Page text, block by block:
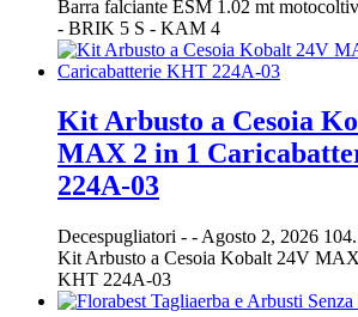
Barra falciante ESM 1.02 mt
- BRIK 5 S - KAM 4
Kit Arbusto a Cesoia
MAX 2 in 1
224A-03
Decespugliatori - - Agosto 2, 2026
Kit Arbusto a Cesoia Kobalt 24V
KHT 224A-03